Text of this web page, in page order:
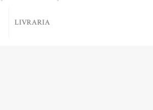
LIVRARIA